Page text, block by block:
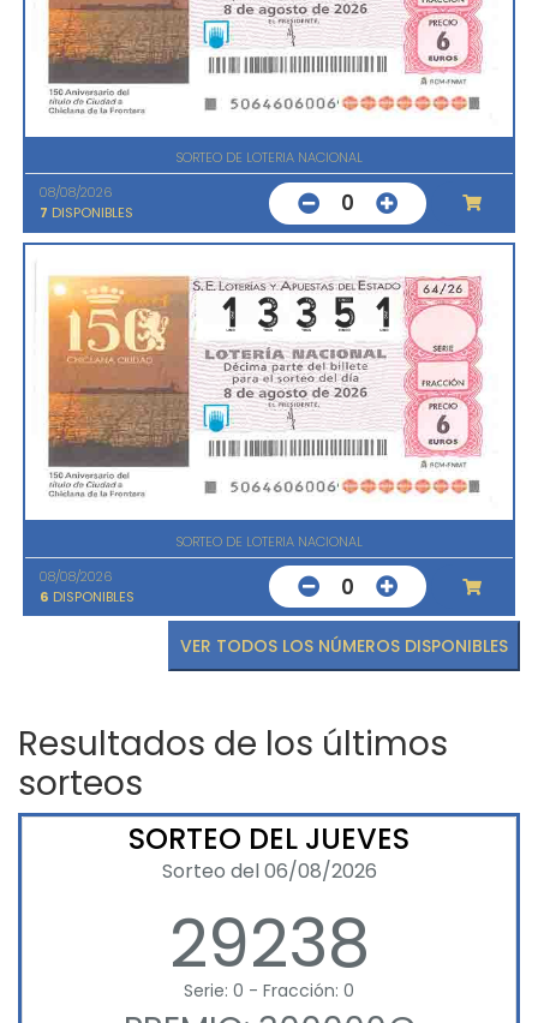
SORTEO DE LOTERIA NACIONAL
08/08/2026
7 DISPONIBLES 0
SORTEO DE LOTERIA NACIONAL
08/08/2026
6 DISPONIBLES 0
VER TODOS LOS NÚMEROS DISPONIBLES
Resultados de los últimos
sorteos
SORTEO DEL JUEVES
Sorteo del 06/08/2026
29238
Serie: 0 - Fracción: 0